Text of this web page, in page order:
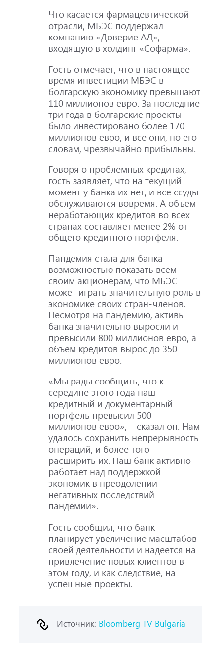
Что касается фармацевтической
отрасли, МБЭС поддержал
компанию «Доверие АД»,
входящую в холдинг «Софарма».
Гость отмечает, что в настоящее
время инвестиции МБЭС в
болгарскую экономику превышают
110 миллионов евро. За последние
три года в болгарские проекты
было инвестировано более 170
миллионов евро, и все они, по его
словам, чрезвычайно прибыльны.
Говоря о проблемных кредитах,
гость заявляет, что на текущий
момент у банка их нет, и все ссуды
обслуживаются вовремя. А объем
неработающих кредитов во всех
странах составляет менее 2% от
общего кредитного портфеля.
Пандемия стала для банка
возможностью показать всем
своим акционерам, что МБЭС
может играть значительную роль в
экономике своих стран-членов.
Несмотря на пандемию, активы
банка значительно выросли и
превысили 800 миллионов евро, а
объем кредитов вырос до 350
миллионов евро.
«Мы рады сообщить, что к
середине этого года наш
кредитный и документарный
портфель превысил 500
миллионов евро», – сказал он. Нам
удалось сохранить непрерывность
операций, и более того –
расширить их. Наш банк активно
работает над поддержкой
экономик в преодолении
негативных последствий
пандемии».
Гость сообщил, что банк
планирует увеличение масштабов
своей деятельности и надеется на
привлечение новых клиентов в
этом году, и как следствие, на
успешные проекты.
Источник: Bloomberg TV Bulgaria